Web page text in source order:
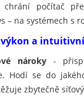
počítač
– na systémech s
výkon a
nároky-
Hodí se do
zbytečně